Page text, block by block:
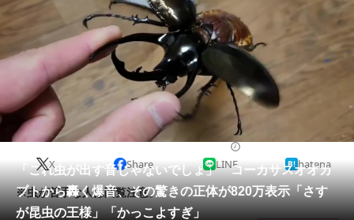
ニュース
エンタメ クイズ
地域
住まい 教育・育児
動物
会員記事
メディア
「これ虫が出す音じゃないでしょ」 コーカサスオオカ
ブトから轟く爆音、その驚きの正体が820万表示「さす
が昆虫の王様」「かっこよすぎ」
X Share LINE hatena
※虫が苦手な人は閲覧注意。